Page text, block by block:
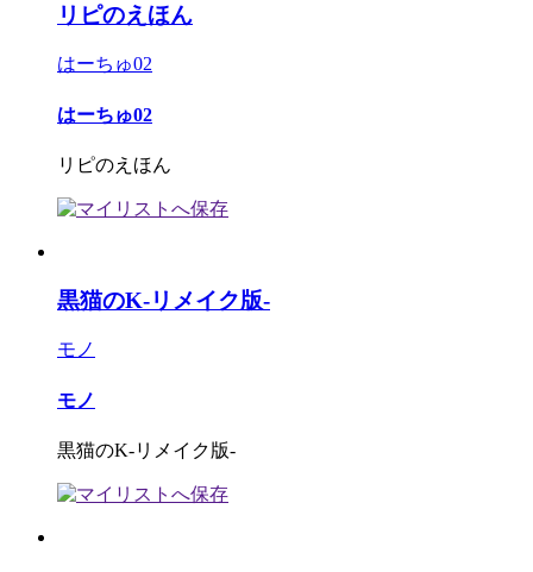
リピのえほん
はーちゅ02
はーちゅ02
リピのえほん
黒猫のK-リメイク版-
モノ
モノ
黒猫のK-リメイク版-